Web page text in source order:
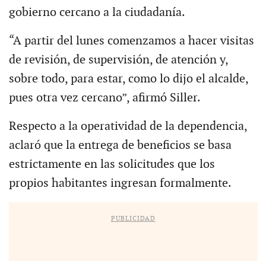
gobierno cercano a la ciudadanía.
“A partir del lunes comenzamos a hacer visitas
de revisión, de supervisión, de atención y,
sobre todo, para estar, como lo dijo el alcalde,
pues otra vez cercano”, afirmó Siller.
Respecto a la operatividad de la dependencia,
aclaró que la entrega de beneficios se basa
estrictamente en las solicitudes que los
propios habitantes ingresan formalmente.
PUBLICIDAD